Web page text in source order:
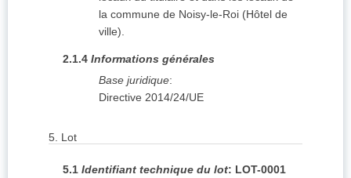
la commune de Noisy-le-Roi (Hôtel de
ville).
2.1.4 Informations générales
Base juridique:
Directive 2014/24/UE
5. Lot
5.1 Identifiant technique du lot: LOT-0001